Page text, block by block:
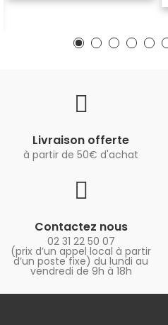
Livraison offerte
à partir de 50€ d'achat
Contactez nous
02 31 22 50 07
(prix d’un appel local à partir
d’un poste fixe) du lundi au
vendredi de 9h à 18h